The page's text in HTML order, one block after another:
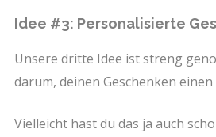
Idee #3: Personalisierte
Unsere dritte Idee ist streng
darum, deinen Geschenken
Vielleicht hast du das ja auch